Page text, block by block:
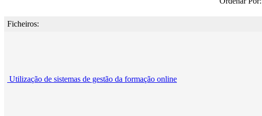
Ficheiros:
Utilização de sistemas de gestão da formação online